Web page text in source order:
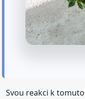
Svou reakci k